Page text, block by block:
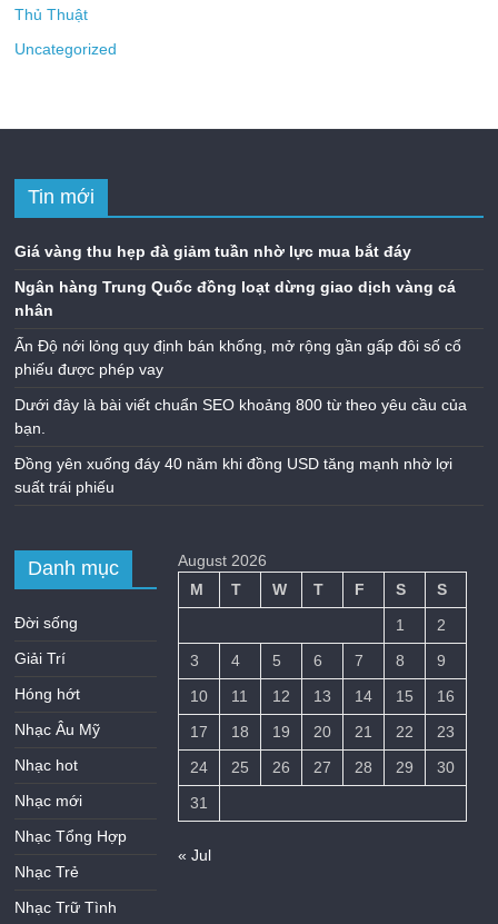
Thủ Thuật
Uncategorized
Tin mới
Giá vàng thu hẹp đà giảm tuần nhờ lực mua bắt đáy
Ngân hàng Trung Quốc đồng loạt dừng giao dịch vàng cá
nhân
Ấn Độ nới lỏng quy định bán khống, mở rộng gần gấp đôi số cổ
phiếu được phép vay
Dưới đây là bài viết chuẩn SEO khoảng 800 từ theo yêu cầu của
bạn.
Đồng yên xuống đáy 40 năm khi đồng USD tăng mạnh nhờ lợi
suất trái phiếu
Danh mục
Đời sống
Giải Trí
Hóng hớt
Nhạc Âu Mỹ
Nhạc hot
Nhạc mới
Nhạc Tổng Hợp
Nhạc Trẻ
Nhạc Trữ Tình
August 2026
M
T W T F S
S
1
2
3
4 5 6 7 8
9
10
11 12 13 14 15
16
17
18 19 20 21 22
23
24
25 26 27 28 29
30
31
« Jul